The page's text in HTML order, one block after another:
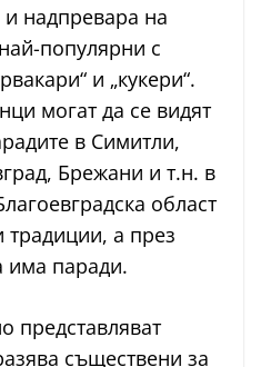
надпревара на
популярни с
и „кукери“.
могат да се видят
в Симитли,
Брежани и т.н. в
област
традиции, а през
има паради.
представляват
съществени за